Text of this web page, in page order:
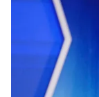
Kinh tế